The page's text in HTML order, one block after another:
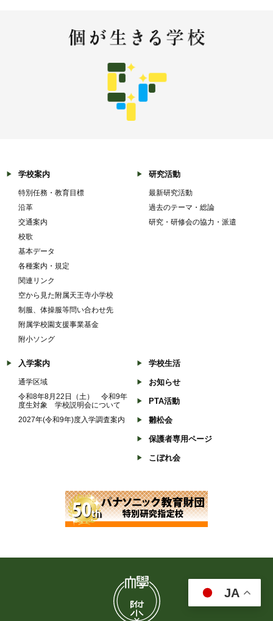
学校案内
特別任務・教育目標
沿革
交通案内
校歌
基本データ
各種案内・規定
関連リンク
空から見た附属天王寺小学校
制服、体操服等問い合わせ先
附属学校園支援事業基金
附小ソング
研究活動
最新研究活動
過去のテーマ・総論
研究・研修会の協力・派遣
入学案内
通学区域
令和8年8月22日（土） 令和9年
度生対象 学校説明会について
2027年(令和9年)度入学調査案内
学校生活
お知らせ
PTA活動
雛松会
保護者専用ページ
こぼれ会
JA